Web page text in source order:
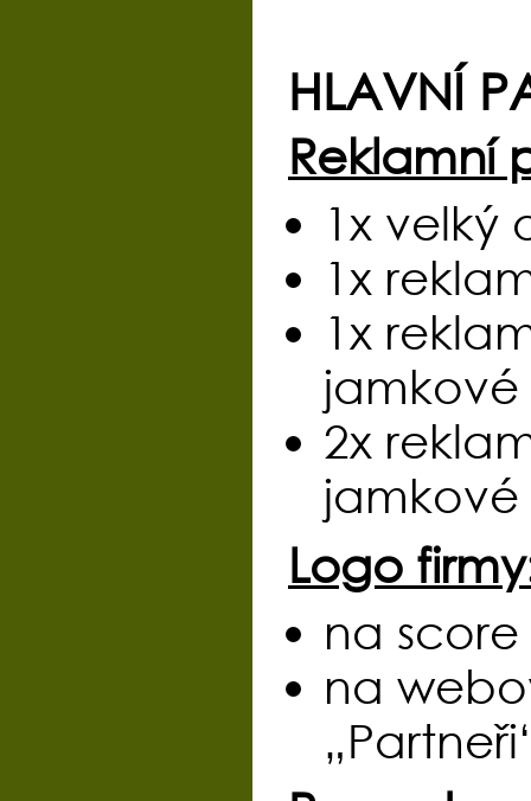
HLAVNÍ
Reklamní
1x velký
1x
1x
jamkové
2x
jamkové
Logo
na
na